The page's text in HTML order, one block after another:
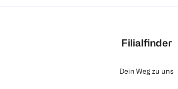
Filialfinder
Dein Weg zu uns